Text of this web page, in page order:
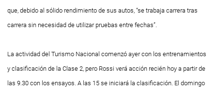
que, debido al sólido rendimiento de sus autos, “se trabaja carrera tras
carrera sin necesidad de utilizar pruebas entre fechas”.
La actividad del Turismo Nacional comenzó ayer con los entrenamientos
y clasificación de la Clase 2, pero Rossi verá acción recién hoy a partir de
las 9.30 con los ensayos. A las 15 se iniciará la clasificación. El domingo